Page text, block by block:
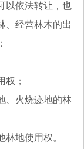
以依法转让，也
、经营林木的出
权；
、火烧迹地的林
林地使用权。